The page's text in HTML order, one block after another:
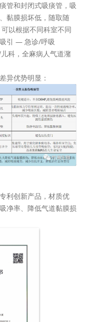
管和封闭式吸痰管，吸
黏膜损坏低，随取随
以根据不同科室不同
引 — 急诊/呼吸
科，全麻病人气道潴
异优势明显：
利创新产品，材质优
净率、降低气道黏膜损